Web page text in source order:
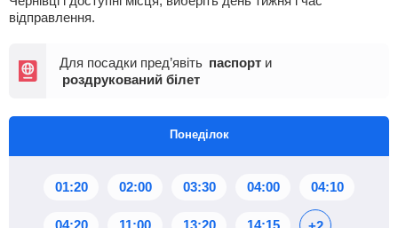
відправлення.
Для посадки пред’явіть паспорт и
роздрукований білет
Понеділок
01:20 02:00 03:30 04:00 04:10
04:20 11:00 13:20 14:15